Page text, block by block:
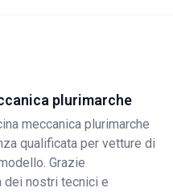
plurimarche
meccanica plurimarche
qualificata per vetture di
Grazie
dei nostri tecnici e